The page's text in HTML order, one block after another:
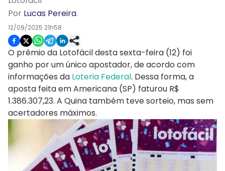
Por Lucas Pereira.
12/09/2025 21h58
O prêmio da Lotofácil desta sexta-feira (12) foi
ganho por um único apostador, de acordo com
informações da Loteria Federal. Dessa forma, a
aposta feita em Americana (SP) faturou R$
1.386.307,23. A Quina também teve sorteio, mas sem
acertadores máximos.